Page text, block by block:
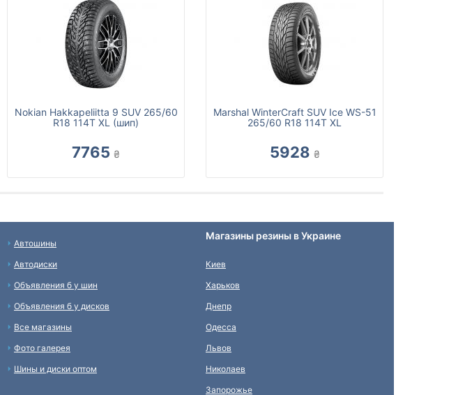
Nokian Hakkapeliitta 9 SUV 265/60
R18 114T XL (шип)
7765 ₴
Marshal WinterCraft SUV Ice WS-51
265/60 R18 114T XL
5928 ₴
Автошины
Автодиски
Объявления б у шин
Объявления б у дисков
Все магазины
Фото галерея
Шины и диски оптом
Магазины резины в Украине
Киев
Харьков
Днепр
Одесса
Львов
Николаев
Запорожье